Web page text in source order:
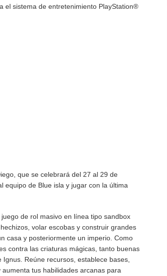
el sistema de entretenimiento PlayStation®
que se celebrará del 27 al 29 de
equipo de Blue isla y jugar con la última
de rol masivo en línea tipo sandbox
volar escobas y construir grandes
casa y posteriormente un imperio. Como
contra las criaturas mágicas, tanto buenas
Reúne recursos, establece bases,
tus habilidades arcanas para